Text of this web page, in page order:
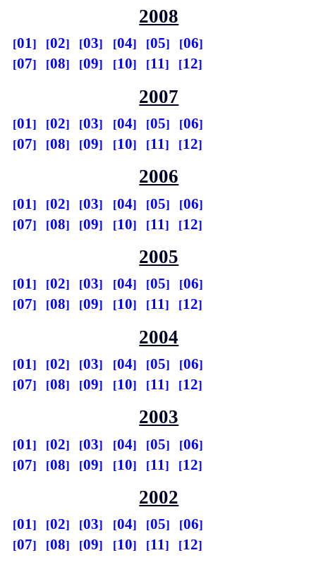
2008
01 02 03 04 05
06
07
08 09 10 11 12
2007
01 02 03 04 05
06
07
08 09 10 11 12
2006
01 02 03 04 05
06
07
08 09 10 11 12
2005
01 02 03 04 05
06
07
08 09 10 11 12
2004
01 02 03 04 05
06
07
08 09 10 11 12
2003
01 02 03 04 05
06
07
08 09 10 11 12
2002
01 02 03 04 05
06
07
08 09 10 11 12